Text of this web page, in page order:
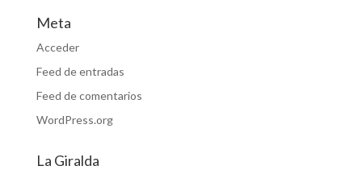
Meta
Acceder
Feed de entradas
Feed de comentarios
WordPress.org
La Giralda